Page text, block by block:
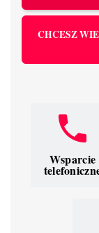
CHCESZ
Wsparcie